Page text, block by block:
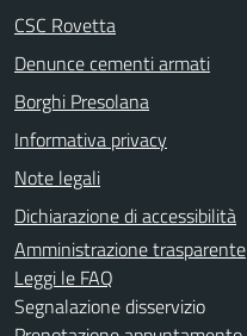
CSC Rovetta
Denunce cementi armati
Borghi Presolana
Informativa privacy
Note legali
Dichiarazione di accessibilità
Amministrazione trasparente
Leggi le FAQ
Segnalazione disservizio